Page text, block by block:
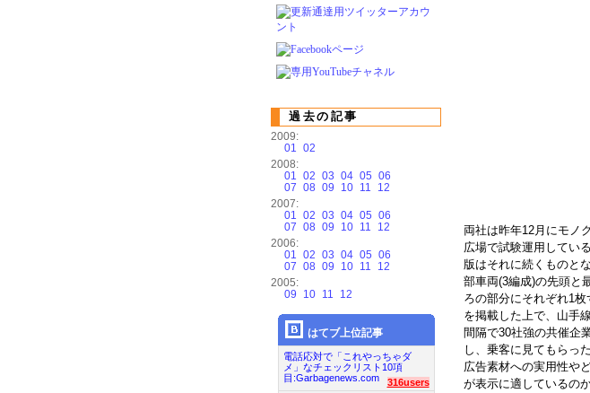
両社は昨年12月にモノ
広場で試験運用してい
版はそれに続くものと
部車両(3編成)の先頭と
ろの部分にそれぞれ1
を掲載した上で、山手
間隔で30社強の共催企
し、乗客に見てもらっ
広告素材への実用性や
が表示に適しているの
過去の記事
2009:
01 02
2008:
01 02 03 04 05 06
07 08 09 10 11
12
2007:
01 02 03 04 05 06
07 08 09 10 11
12
2006:
01 02 03 04 05 06
07 08 09 10 11
12
2005:
09
10 11 12
はてブ上位記事
電話応対で「これやっちゃダ
メ」なチェックリスト10項
目:Garbagenews.com
316users